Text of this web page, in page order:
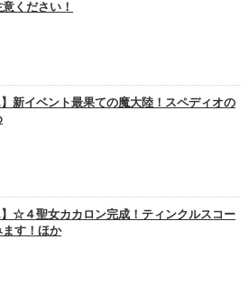
ください！
】新イベント最果ての魔大陸！スペディオの
】☆４聖女カカロン完成！ティンクルスコー
す！ほか